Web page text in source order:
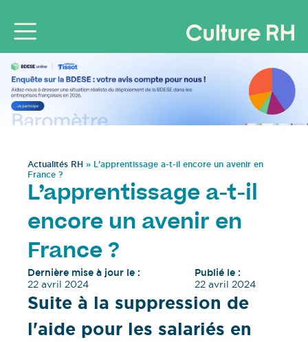
Actualités RH » L’apprentissage a-t-il encore un avenir en
France ?
L’apprentissage a-t-il
encore un avenir en
France ?
Dernière mise à jour le :
22 avril 2024
Publié le :
22 avril 2024
Suite à la suppression de
l'aide pour les salariés en